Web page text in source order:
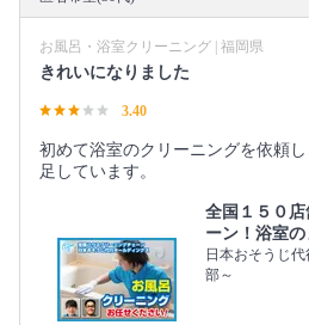
お風呂・浴室クリーニング | 福岡県
きれいになりました
3.40
初めて浴室のクリーニングを依頼
足しています。
全国１５０
ーン！浴室の
日本おそうじ
部～